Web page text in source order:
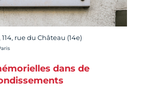
rue du Château (14e)
dans de